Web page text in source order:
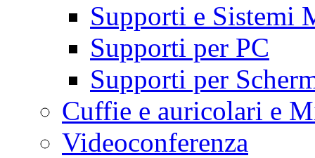
Supporti e Sistemi
Supporti per PC
Supporti per
Cuffie e auricolari e
Videoconferenza